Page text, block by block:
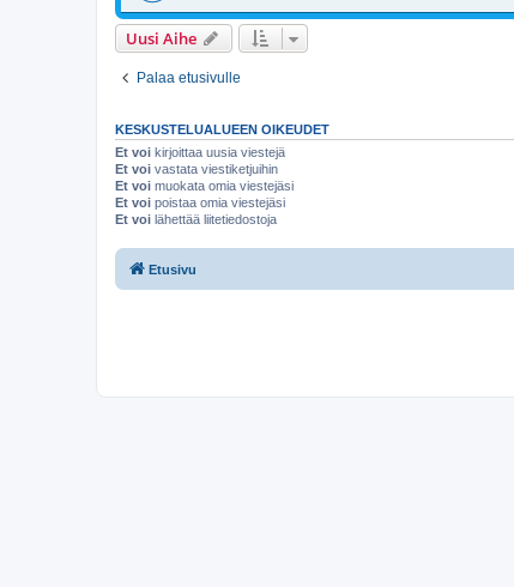
Uusi Aihe
Palaa etusivulle
KESKUSTELUALUEEN OIKEUDET
Et voi kirjoittaa uusia viestejä
Et voi vastata viestiketjuihin
Et voi muokata omia viestejäsi
Et voi poistaa omia viestejäsi
Et voi lähettää liitetiedostoja
Etusivu